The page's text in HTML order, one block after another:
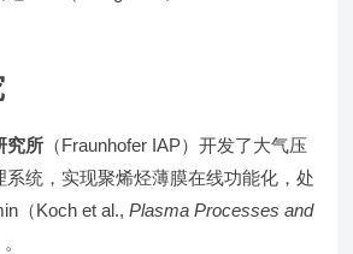
究所 （Fraunhofer IAP）开发了大气压
系统，实现聚烯烃薄膜在线功能化，处
（Koch et al.,Plasma Processes and